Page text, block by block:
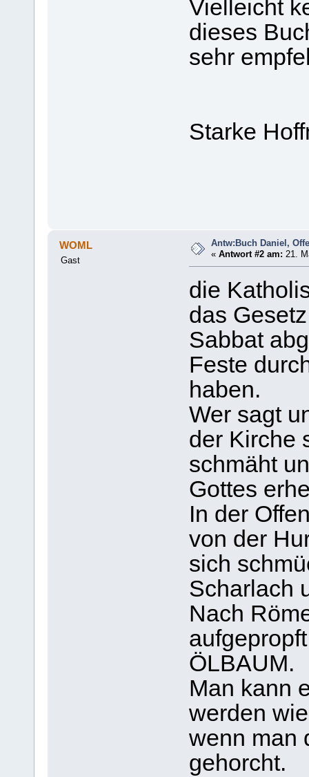
Vielleicht
dieses
sehr
Starke
WOML
Gast
Antw:Buch Daniel,
«Antwort #2 am: 21.
die
das
Sabbat
Feste
haben.
Wer sagt
der Kirche
schmäht
Gottes
In der
von der
sich
Scharlach
Nach
ÖLBAUM.
Man kann
werden
wenn man
gehorcht.